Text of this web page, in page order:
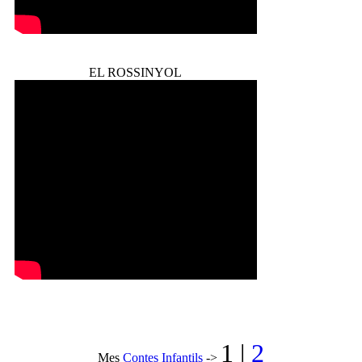
EL ROSSINYOL
Mes Contes Infantils -> 1 | 2